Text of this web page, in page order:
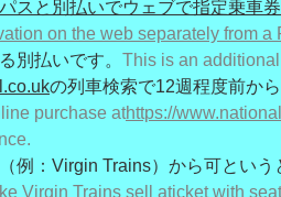
スと別払いでウェブで指定乗車
on the web separately from a
別払いです。 This is an
の列車検索で12週程度前か
purchase athttps://
例：Virgin Trains）から可という
Virgin Trains sell aticket with